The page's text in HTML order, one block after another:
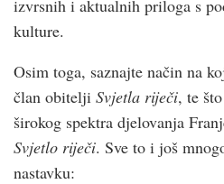
izvrsnih i aktualnih priloga s
kulture.
Osim toga, saznajte način na
član obitelji Svjetla riječi, te
širokog spektra djelovanja
Svjetlo riječi. Sve to i još
nastavku: